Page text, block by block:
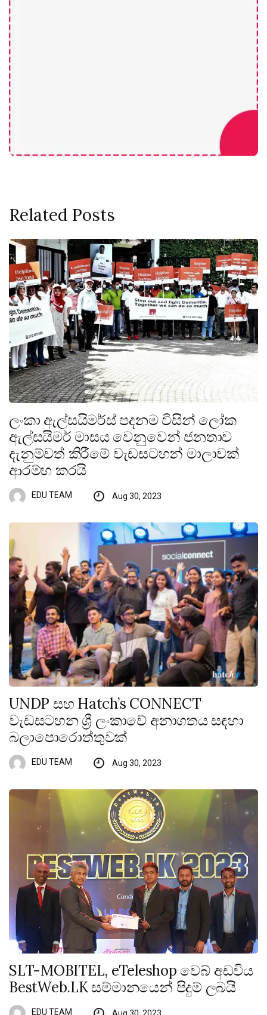
Related Posts
ලංකා ඇල්සයිමර්ස් පදනම විසින් ලෝක
ඇල්සයිමර් මාසය වෙනුවෙන් ජනතාව
දැනුම්වත් කිරීමේ වැඩසටහන් මාලාවක්
ආරම්භ කරයි
EDU TEAM Aug 30, 2023
UNDP සහ Hatch’s CONNECT
වැඩසටහන ශ්‍රී ලංකාවේ අනාගතය සඳහා
බලාපොරොත්තුවක්
EDU TEAM Aug 30, 2023
SLT-MOBITEL, eTeleshop වෙබ් අඩවිය
BestWeb.LK සම්මානයෙන් පිදුම් ලබයි
EDU TEAM Aug 30, 2023